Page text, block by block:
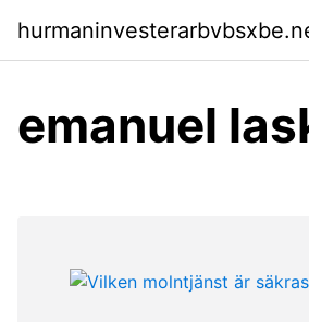
emanuel